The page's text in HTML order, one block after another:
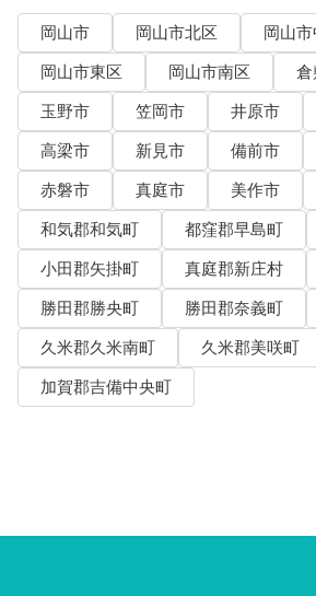
岡山市 岡山市北区
岡山
岡山市東区
岡山市南区 倉
玉野市
笠岡市 井原市
高梁市
新見市 備前市
赤磐市
真庭市 美作市
和気郡和気町
都窪郡早島町
小田郡矢掛町
真庭郡新庄村
勝田郡勝央町
勝田郡奈義町
久米郡久米南町
久米郡美咲町
加賀郡吉備中央町